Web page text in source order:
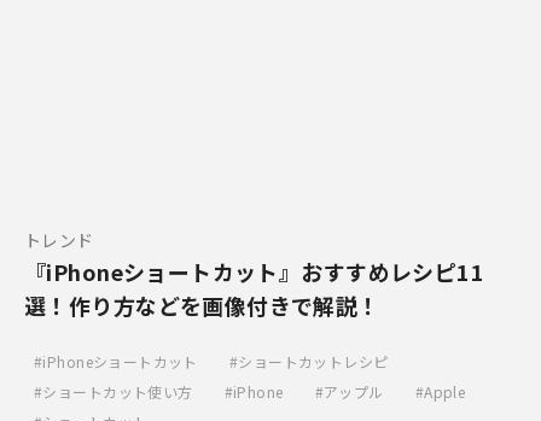
トレンド
『iPhoneショートカット』おすすめレシピ11
選！作り方などを画像付きで解説！
iPhoneショートカット
ショートカットレシピ
ショートカット使い方
iPhone アップル
Apple